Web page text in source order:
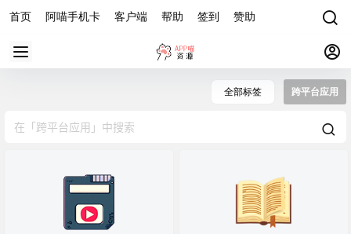
首页 阿喵手机卡 客户端 帮助 签到 赞助
全部标签 跨平台应用